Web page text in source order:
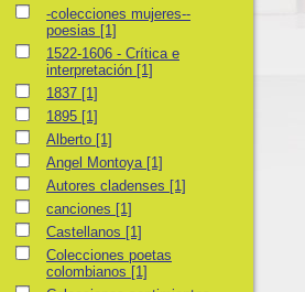
-colecciones mujeres--poesias
-colecciones mujeres--
poesias [1]
1522-1606 - Crítica e interpretación
1522-1606 - Crítica e
interpretación [1]
1837 1837 [1]
1895 1895 [1]
AlbertoAlberto [1]
Angel Montoya
Angel Montoya [1]
Autores cladenses
Autores cladenses [1]
cancionescanciones [1]
Castellanos
Castellanos [1]
Colecciones poetas colombianos
Colecciones poetas
colombianos [1]